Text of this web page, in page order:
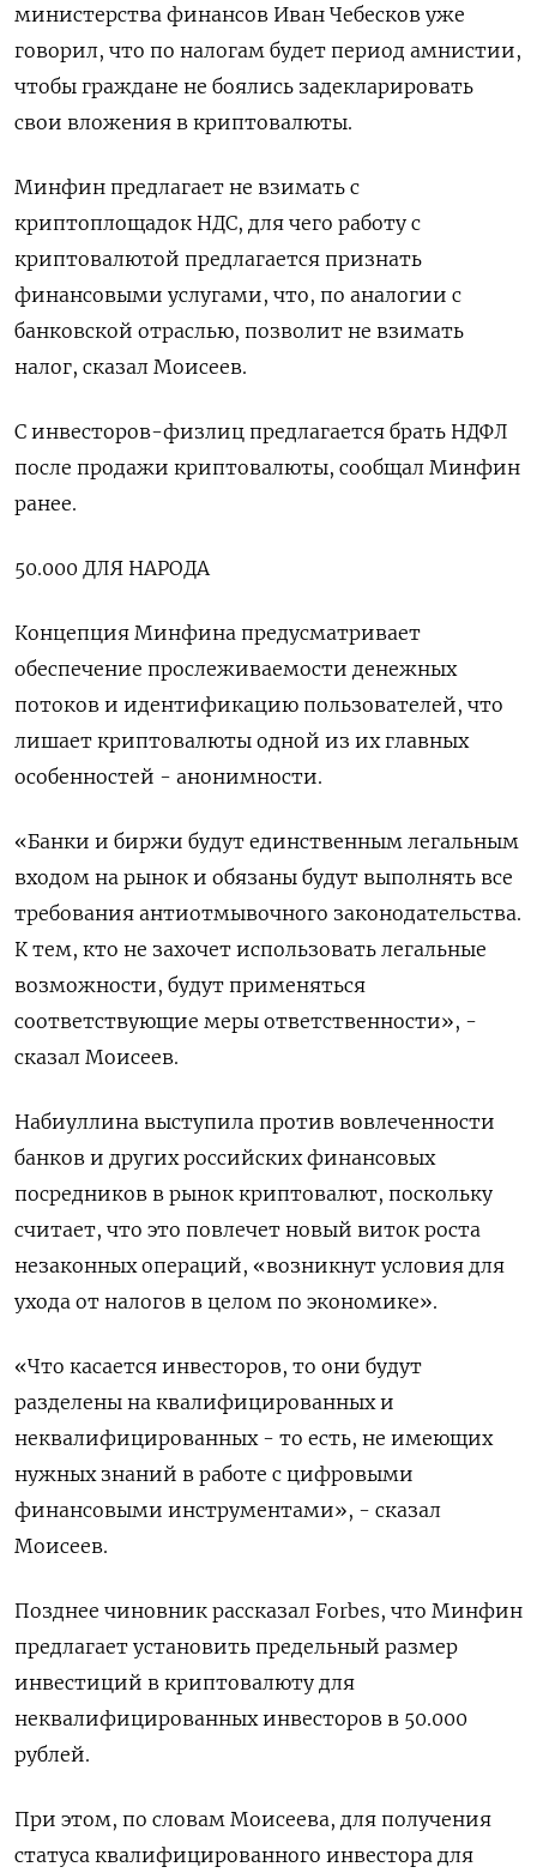
министерства финансов Иван Чебесков уже
говорил, что по налогам будет период амнистии,
чтобы граждане не боялись задекларировать
свои вложения в криптовалюты.
Минфин предлагает не взимать с
криптоплощадок НДС, для чего работу с
криптовалютой предлагается признать
финансовыми услугами, что, по аналогии с
банковской отраслью, позволит не взимать
налог, сказал Моисеев.
С инвесторов-физлиц предлагается брать НДФЛ
после продажи криптовалюты, сообщал Минфин
ранее.
50.000 ДЛЯ НАРОДА
Концепция Минфина предусматривает
обеспечение прослеживаемости денежных
потоков и идентификацию пользователей, что
лишает криптовалюты одной из их главных
особенностей - анонимности.
«Банки и биржи будут единственным легальным
входом на рынок и обязаны будут выполнять все
требования антиотмывочного законодательства.
К тем, кто не захочет использовать легальные
возможности, будут применяться
соответствующие меры ответственности», -
сказал Моисеев.
Набиуллина выступила против вовлеченности
банков и других российских финансовых
посредников в рынок криптовалют, поскольку
считает, что это повлечет новый виток роста
незаконных операций, «возникнут условия для
ухода от налогов в целом по экономике».
«Что касается инвесторов, то они будут
разделены на квалифицированных и
неквалифицированных - то есть, не имеющих
нужных знаний в работе с цифровыми
финансовыми инструментами», - сказал
Моисеев.
Позднее чиновник рассказал Forbes, что Минфин
предлагает установить предельный размер
инвестиций в криптовалюту для
неквалифицированных инвесторов в 50.000
рублей.
При этом, по словам Моисеева, для получения
статуса квалифицированного инвестора для